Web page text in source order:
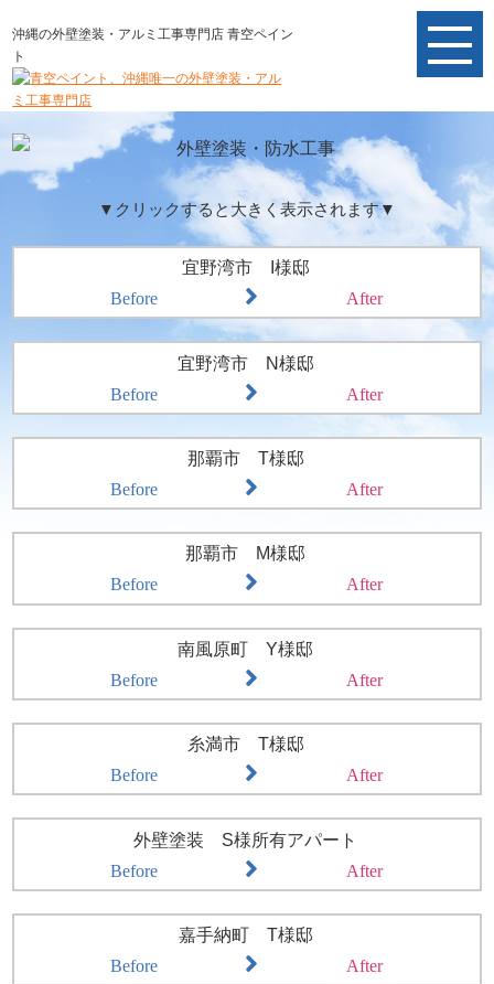
沖縄の外壁塗装・アルミ工事専門店 青空ペイン
ト
▼クリックすると大きく表示されます▼
宜野湾市 I様邸
Before
After
宜野湾市 N様邸
Before
After
那覇市 T様邸
Before
After
那覇市 M様邸
Before
After
南風原町 Y様邸
Before
After
糸満市 T様邸
Before
After
外壁塗装 S様所有アパート
Before
After
嘉手納町 T様邸
Before
After